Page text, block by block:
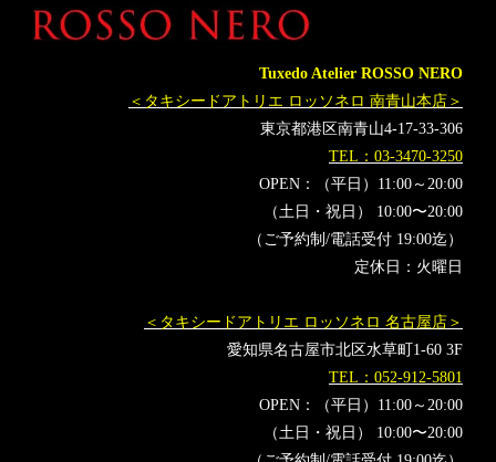
オーダータキシード横浜 レンタルタキシード横浜
Tuxedo Atelier ROSSO NERO
＜タキシードアトリエ ロッソネロ 南青山本店＞
東京都港区南青山4-17-33-306
TEL：03-3470-3250
OPEN：（平日）11:00～20:00
（土日・祝日） 10:00〜20:00
（ご予約制/電話受付 19:00迄）
定休日：火曜日
＜タキシードアトリエ ロッソネロ 名古屋店＞
愛知県名古屋市北区水草町1-60 3F
TEL：052-912-5801
OPEN：（平日）11:00～20:00
（土日・祝日） 10:00〜20:00